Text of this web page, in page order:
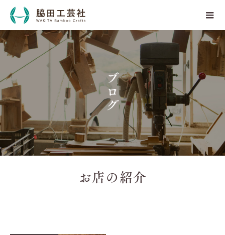
ブログ
お店の紹介